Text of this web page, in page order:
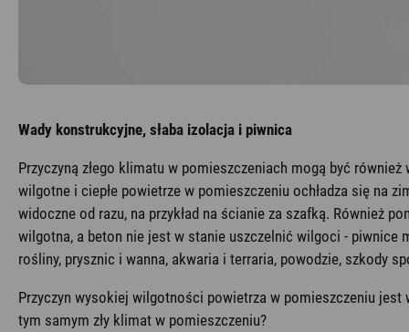
Wady konstrukcyjne, słaba izolacja i piwnica
Przyczyną złego klimatu w pomieszczeniach mogą być
wilgotne i ciepłe powietrze w pomieszczeniu ochładza się na
widoczne od razu, na przykład na ścianie za szafką. Również
wilgotna, a beton nie jest w stanie uszczelnić wilgoci -
rośliny, prysznic i wanna, akwaria i terraria, powodzie, szkody
Przyczyn wysokiej wilgotności powietrza w pomieszczeniu
tym samym zły klimat w pomieszczeniu?